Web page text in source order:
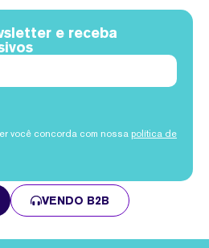
e receba
você concorda com nossa política de
VENDO B2B